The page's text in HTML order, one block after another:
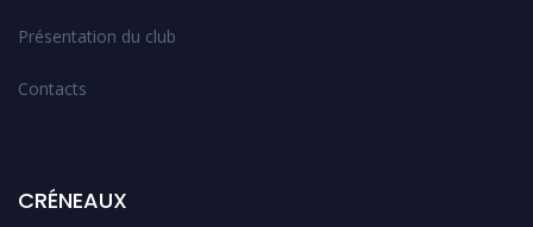
Présentation du club
Contacts
CRÉNEAUX